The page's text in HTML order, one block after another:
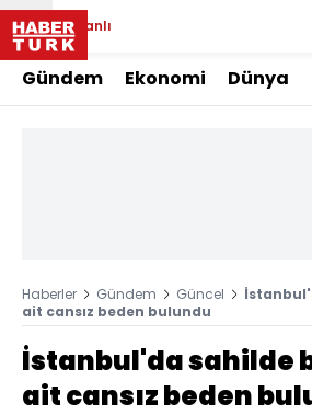
Canlı
Gündem Ekonomi Dünya
Haberler Gündem Güncel
ait cansız beden bulundu
İstanbul'da sahilde
ait cansız beden